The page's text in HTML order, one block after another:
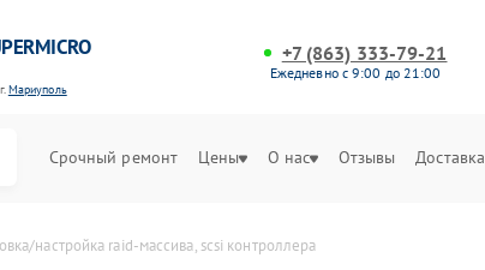
Мариуполь
+7 (863) 333-79-21
Ежедневно с 9:00 до 21:00
Срочный ремонт Цены О нас Отзывы Доставка
настройка raid-массива, scsi контроллера